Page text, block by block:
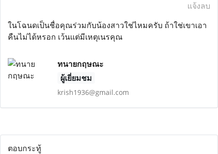
แจ้งลบ
ในโฉนดเป็นชื่อคุณร่วมกับน้องสาวใช่ไหมครับ ถ้าใช่เขาเอา
คืนไม่ได้หรอก เว้นแต่มีเหตุเนรคุณ
ทนายกฤษณะ
ผู้เยี่ยมชม
krish1936@gmail.com
ตอบกระทู้